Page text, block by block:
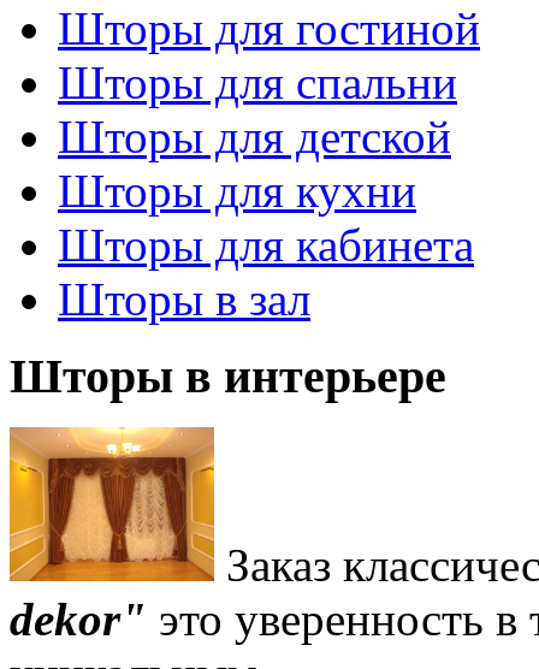
Шторы для гостиной
Шторы для спальни
Шторы для детской
Шторы для кухни
Шторы для кабинета
Шторы в зал
Шторы в интерьере
Заказ
dekor" это уверенность